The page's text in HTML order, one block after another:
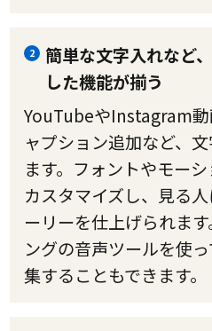
2
簡単な文字入れなど
した機能が揃う
YouTubeやInstagram
ャプション追加など、
ます。フォントやモー
カスタマイズし、見る
ーリーを仕上げられま
ングの音声ツールを使
集することもできます。